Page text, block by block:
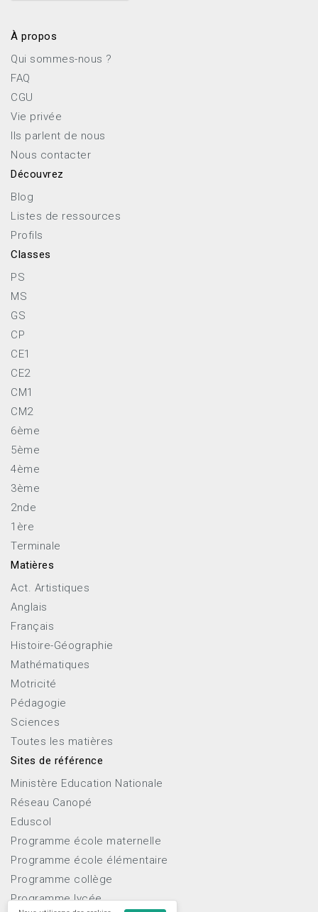
À propos
Qui sommes-nous ?
FAQ
CGU
Vie privée
Ils parlent de nous
Nous contacter
Découvrez
Blog
Listes de ressources
Profils
Classes
PS
MS
GS
CP
CE1
CE2
CM1
CM2
6ème
5ème
4ème
3ème
2nde
1ère
Terminale
Matières
Act. Artistiques
Anglais
Français
Histoire-Géographie
Mathématiques
Motricité
Pédagogie
Sciences
Toutes les matières
Sites de référence
Ministère Education Nationale
Réseau Canopé
Eduscol
Programme école maternelle
Programme école élémentaire
Programme collège
Programme lycée